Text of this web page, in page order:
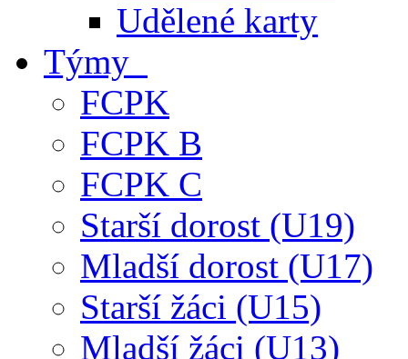
Udělené karty
Týmy
FCPK
FCPK B
FCPK C
Starší dorost (U19)
Mladší dorost (U17)
Starší žáci (U15)
Mladší žáci (U13)